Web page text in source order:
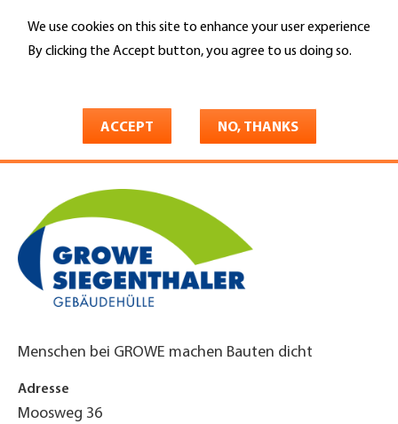
We use cookies on this site to enhance your user experience
By clicking the Accept button, you agree to us doing so.
ACCEPT NO, THANKS
main
Search
Growe-Siegenthaler AG
Menschen bei GROWE machen Bauten dicht
Adresse
Moosweg 36